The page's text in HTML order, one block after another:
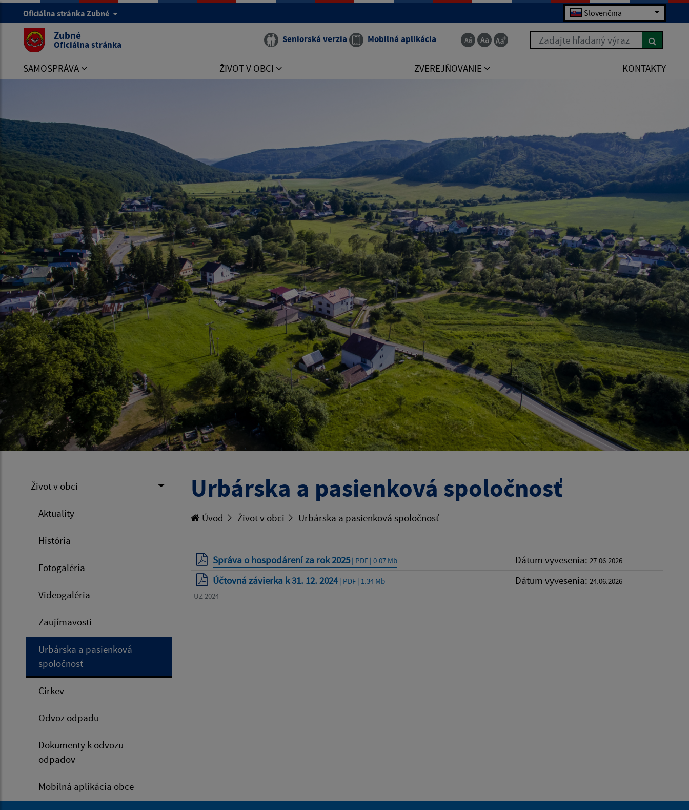
Oficiálna stránka Zubné Slovenčina
Zubné
Oficiálna stránka Seniorská verzia Mobilná aplikácia Zadajte hľadaný výraz
SAMOSPRÁVA ŽIVOT V OBCI ZVEREJŇOVANIE KONTAKTY
Život v obci
Aktuality
História
Fotogaléria
Videogaléria
Zaujímavosti
Urbárska a pasienková
spoločnosť
Cirkev
Odvoz odpadu
Dokumenty k odvozu
odpadov
Mobilná aplikácia obce
Urbárska a pasienková spoločnosť
Úvod Život v obci Urbárska a pasienková spoločnosť
Správa o hospodárení za rok 2025| PDF | 0.07 Mb Dátum vyvesenia: 27.06.2026
Účtovná závierka k 31. 12. 2024| PDF | 1.34 Mb Dátum vyvesenia: 24.06.2026
UZ 2024